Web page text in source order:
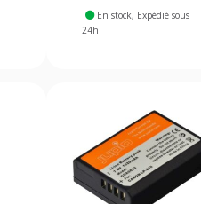
En stock, Expédié sous
24h